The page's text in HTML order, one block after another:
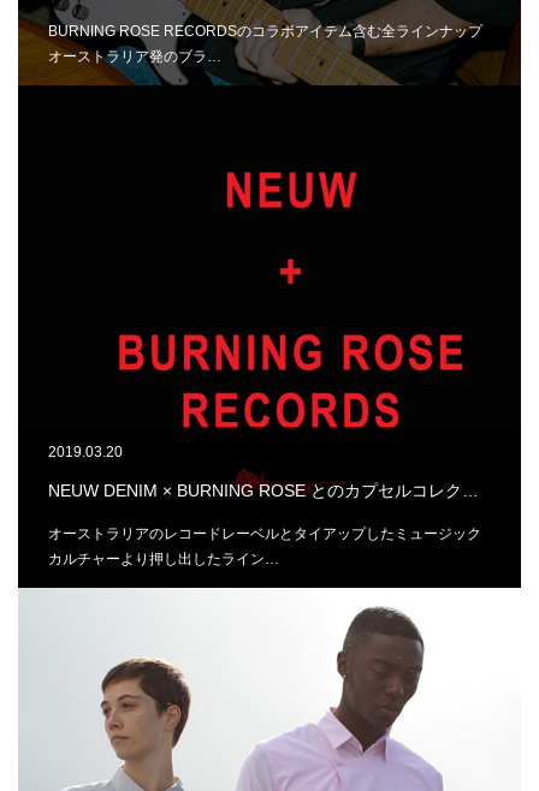
BURNING ROSE RECORDSのコラボアイテム含む全ラインナップ
オーストラリア発のブラ…
2019.03.20
NEUW DENIM × BURNING ROSE とのカプセルコレク…
オーストラリアのレコードレーベルとタイアップしたミュージック
カルチャーより押し出したライン…